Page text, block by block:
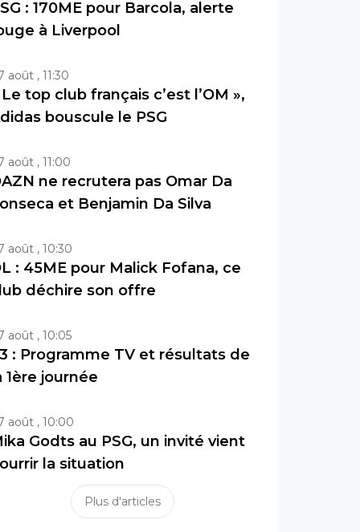
: 170ME pour Barcola, alerte
à Liverpool
août , 11:30
Le top club français c’est l’OM »,
bouscule le PSG
août , 11:00
ne recrutera pas Omar Da
et Benjamin Da Silva
août , 10:30
: 45ME pour Malick Fofana, ce
déchire son offre
août , 10:05
: Programme TV et résultats de
1ère journée
août , 10:00
Godts au PSG, un invité vient
la situation
Plus d'articles